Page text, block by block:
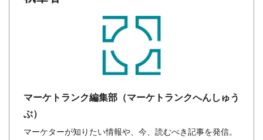
マーケトランク編集部（マーケトランクへんしゅう
ぶ）
マーケターが知りたい情報や、今、読むべき記事を発信。